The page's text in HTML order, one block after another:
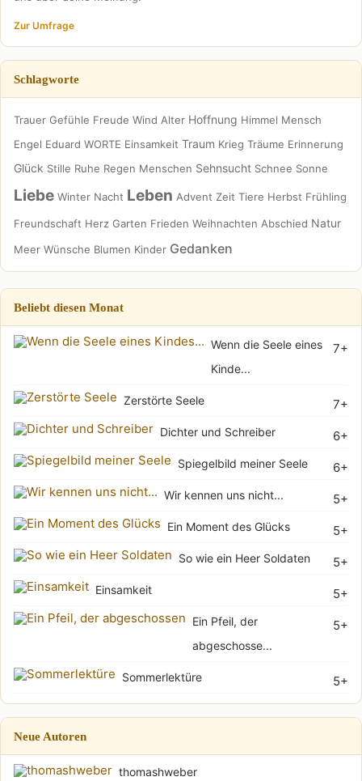
Zur Umfrage
Schlagworte
Trauer Gefühle Freude Wind Alter Hoffnung Himmel Mensch
Engel Eduard WORTE Einsamkeit Traum Krieg Träume Erinnerung
Glück Stille Ruhe Regen Menschen Sehnsucht Schnee Sonne
Liebe Winter Nacht Leben Advent Zeit Tiere Herbst Frühling
Freundschaft Herz Garten Frieden Weihnachten Abschied Natur
Meer Wünsche Blumen Kinder Gedanken
Beliebt diesen Monat
7+
Wenn die Seele eines
Kinde...
7+
Zerstörte Seele
6+
Dichter und Schreiber
6+
Spiegelbild meiner Seele
5+
Wir kennen uns nicht...
5+
Ein Moment des Glücks
5+
So wie ein Heer Soldaten
5+
Einsamkeit
5+
Ein Pfeil, der
abgeschosse...
5+
Sommerlektüre
Neue Autoren
thomashweber